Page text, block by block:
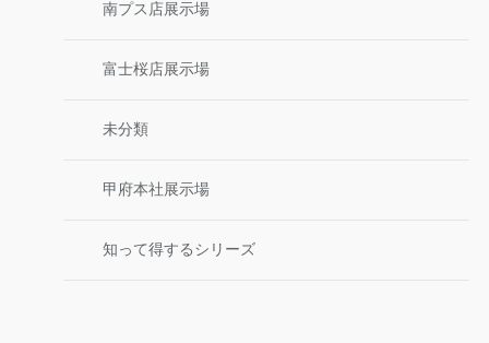
南プス店展示場
富士桜店展示場
未分類
甲府本社展示場
知って得するシリーズ